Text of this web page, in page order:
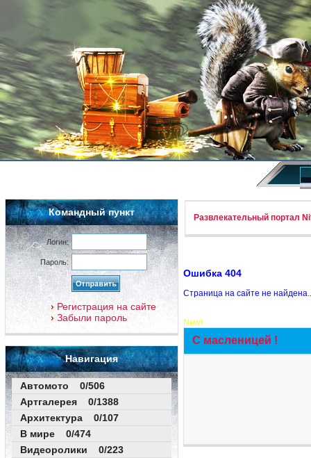
Командный пункт
Логин:
Пароль:
Регистрация на сайте
Забыли пароль
Навигация
Автомото 0/506
Артгалерея 0/1388
Архитектура 0/107
В мире 0/474
Видеоролики 0/223
Развлекательный портал
Ошибка 404
Страница на сайте не
New!
С масленицей !